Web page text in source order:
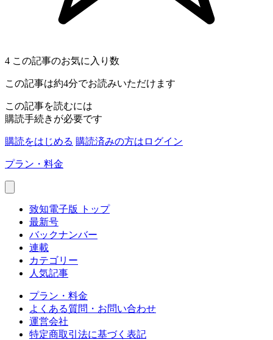
4 この記事のお気に入り数
この記事は約4分でお読みいただけます
この記事を読むには
購読手続きが必要です
購読をはじめる 購読済みの方はログイン
プラン・料金
致知電子版 トップ
最新号
バックナンバー
連載
カテゴリー
人気記事
プラン・料金
よくある質問・お問い合わせ
運営会社
特定商取引法に基づく表記